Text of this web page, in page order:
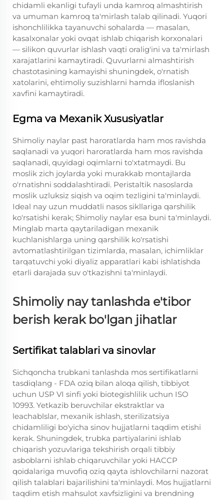
chidamli ekanligi tufayli unda kamroq almashtirish
va umuman kamroq ta'mirlash talab qilinadi. Yuqori
ishonchlilikka tayanuvchi sohalarda — masalan,
kasalxonalar yoki ovqat ishlab chiqarish korxonalari
— silikon quvurlar ishlash vaqti oralig'ini va ta'mirlash
xarajatlarini kamaytiradi. Quvurlarni almashtirish
chastotasining kamayishi shuningdek, o'rnatish
xatolarini, ehtimoliy suzishlarni hamda ifloslanish
xavfini kamaytiradi.
Egma va Mexanik Xususiyatlar
Shimoliy naylar past haroratlarda ham mos ravishda
saqlanadi va yuqori haroratlarda ham mos ravishda
saqlanadi, quyidagi oqimlarni to'xtatmaydi. Bu
moslik zich joylarda yoki murakkab montajlarda
o'rnatishni soddalashtiradi. Peristaltik nasoslarda
moslik uzluksiz siqish va oqim tezligini ta'minlaydi.
Ideal nay uzun muddatli nasos sikllariga qarshilik
ko'rsatishi kerak; Shimoliy naylar esa buni ta'minlaydi.
Minglab marta qaytariladigan mexanik
kuchlanishlarga uning qarshilik ko'rsatishi
avtomatlashtirilgan tizimlarda, masalan, ichimliklar
tarqatuvchi yoki diyaliz apparatlari kabi ishlatishda
etarli darajada suv o'tkazishni ta'minlaydi.
Shimoliy nay tanlashda e'tibor
berish kerak bo'lgan jihatlar
Sertifikat talablari va sinovlar
Sichqoncha trubkani tanlashda mos sertifikatlarni
tasdiqlang - FDA oziq bilan aloqa qilish, tibbiyot
uchun USP VI sinfi yoki biotegishlilik uchun ISO
10993. Yetkazib beruvchilar ekstraktlar va
leachablslar, mexanik ishlash, sterilizatsiya
chidamliligi bo'yicha sinov hujjatlarni taqdim etishi
kerak. Shuningdek, trubka partiyalarini ishlab
chiqarish yozuvlariga tekshirish orqali tibbiy
asboblarni ishlab chiqaruvchilar yoki HACCP
qoidalariga muvofiq oziq qayta ishlovchilarni nazorat
qilish talablari bajarilishini ta'minlaydi. Mos hujjatlarni
taqdim etish mahsulot xavfsizligini va brendning